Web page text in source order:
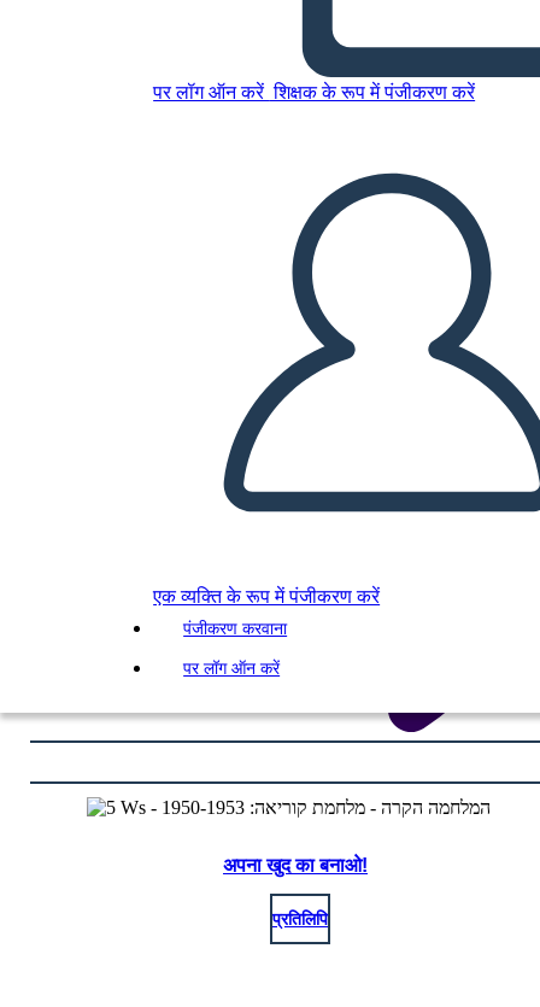
पर लॉग ऑन करें शिक्षक के रूप में पंजीकरण करें
एक व्यक्ति के रूप में पंजीकरण करें
पंजीकरण करवाना
पर लॉग ऑन करें
स्लाइड शो चलाएं
मुझे पढ़कर सुनाओ
अपना खुद का बनाओ!
प्रतिलिपि